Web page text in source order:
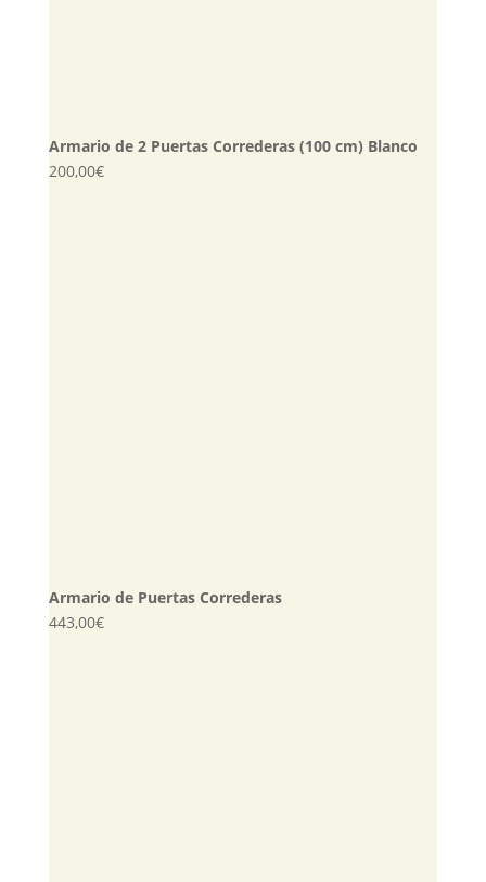
Armario de 2 Puertas Correderas (100 cm) Blanco
200,00€
Armario de Puertas Correderas
443,00€